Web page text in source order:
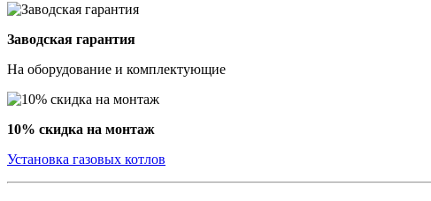
Заводская гарантия
На оборудование и комплектующие
10% скидка на монтаж
Установка газовых котлов